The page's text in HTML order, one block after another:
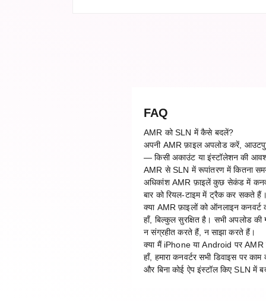
FAQ
AMR को SLN में कैसे बदलें?
अपनी AMR फ़ाइल अपलोड करें,
— किसी अकाउंट या इंस्टॉलेशन की
AMR से SLN में रूपांतरण में कितना
अधिकांश AMR फ़ाइलें कुछ सेकंड में
बार को रियल-टाइम में ट्रैक कर सकते
क्या AMR फ़ाइलों को ऑनलाइन कनवर्ट
हाँ, बिल्कुल सुरक्षित है। सभी अपलोड
न संग्रहीत करते हैं, न साझा करते हैं।
क्या मैं iPhone या Android पर
हाँ, हमारा कनवर्टर सभी डिवाइस
और बिना कोई ऐप इंस्टॉल किए SLN में